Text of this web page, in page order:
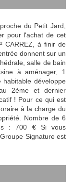
du Petit Jard,
pour l'achat de cet
CARREZ, à finir de
donnent sur un
salle de bain
à aménager, 1
développe
2ème et dernier
! Pour ce qui est
à la charge du
Nombre de 6
: 700 € Si vous
Signature est